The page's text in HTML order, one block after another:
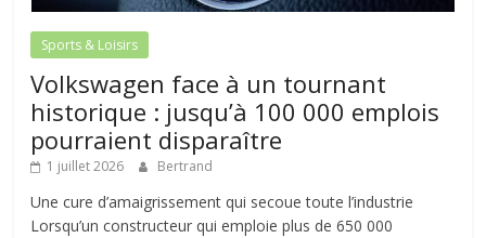
Sports & Loisirs
Volkswagen face à un tournant
historique : jusqu’à 100 000 emplois
pourraient disparaître
1 juillet 2026 Bertrand
Une cure d’amaigrissement qui secoue toute l’industrie
Lorsqu’un constructeur qui emploie plus de 650 000